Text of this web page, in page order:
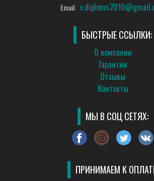
Email:
БЫСТРЫЕ ССЫЛКИ:
О компании
Гарантии
Отзывы
Контакты
МЫ В СОЦ СЕТЯХ:
ПРИНИМАЕМ К